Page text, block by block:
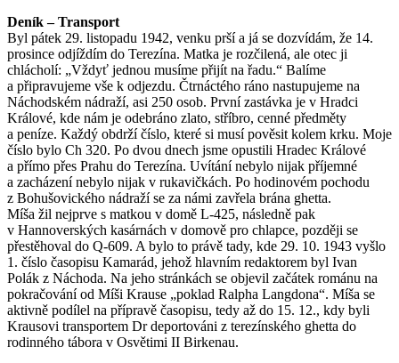
Deník – Transport
Byl pátek 29. listopadu 1942, venku prší a já se dozvídám, že 14.
prosince odjíždím do Terezína. Matka je rozčilená, ale otec ji
chlácholí: „Vždyť jednou musíme přijít na řadu.“ Balíme
a připravujeme vše k odjezdu. Čtrnáctého ráno nastupujeme na
Náchodském nádraží, asi 250 osob. První zastávka je v Hradci
Králové, kde nám je odebráno zlato, stříbro, cenné předměty
a peníze. Každý obdrží číslo, které si musí pověsit kolem krku. Moje
číslo bylo Ch 320. Po dvou dnech jsme opustili Hradec Králové
a přímo přes Prahu do Terezína. Uvítání nebylo nijak příjemné
a zacházení nebylo nijak v rukavičkách. Po hodinovém pochodu
z Bohušovického nádraží se za námi zavřela brána ghetta.
Míša žil nejprve s matkou v domě L-425, následně pak
v Hannoverských kasárnách v domově pro chlapce, později se
přestěhoval do Q-609. A bylo to právě tady, kde 29. 10. 1943 vyšlo
1. číslo časopisu Kamarád, jehož hlavním redaktorem byl Ivan
Polák z Náchoda. Na jeho stránkách se objevil začátek románu na
pokračování od Míši Krause „poklad Ralpha Langdona“. Míša se
aktivně podílel na přípravě časopisu, tedy až do 15. 12., kdy byli
Krausovi transportem Dr deportováni z terezínského ghetta do
rodinného tábora v Osvětimi II Birkenau.